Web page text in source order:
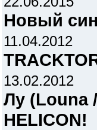
Новый
11.04.2012
13.02.2012
Лу (Louna
HELICON!